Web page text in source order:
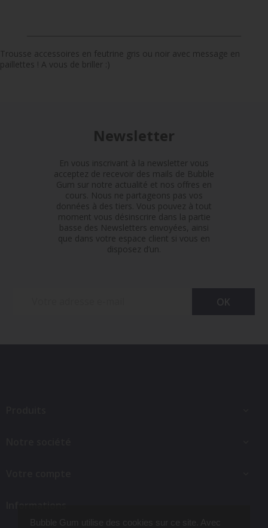
Trousse accessoires en feutrine gris ou noir avec message en
paillettes ! A vous de briller :)
Newsletter
En vous inscrivant à la newsletter vous
acceptez de recevoir des mails de Bubble
Gum sur notre actualité et nos offres en
cours. Nous ne partageons pas vos
données à des tiers. Vous pouvez à tout
moment vous désinscrire dans la partie
basse des Newsletters envoyées, ainsi
que dans votre espace client si vous en
disposez d’un.